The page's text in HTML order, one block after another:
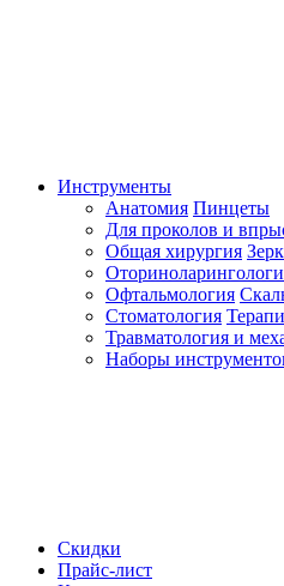
Инструменты
Анатомия Пинцеты
Для проколов и
Общая хирургия
Офтальмология
Стоматология
Травматология и
Наборы
Скидки
Прайс-лист